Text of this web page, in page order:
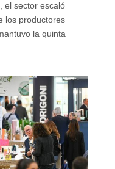
el sector escaló
los productores
la quinta